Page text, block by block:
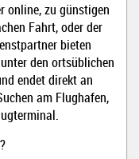
online, zu günstigen
Fahrt, oder der
bieten
den ortsüblichen
endet direkt an
am Flughafen,